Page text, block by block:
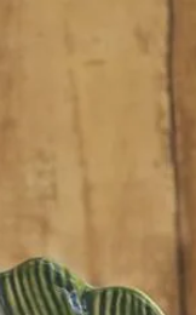
Spoel ze af onder
aan. Als ze niet
de aardappelen
bijgerechten.
600 g
oven af en snijd ze